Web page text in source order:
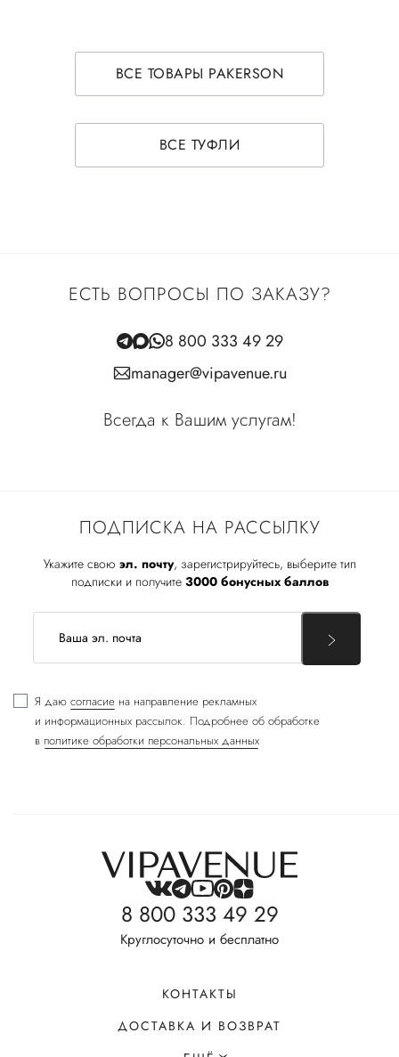
ВСЕ ТОВАРЫ PAKERSON
ВСЕ ТУФЛИ
ПОДПИСКА НА РАССЫЛКУ
Укажите свою эл. почту, зарегистрируйтесь, выберите тип
подписки и получите 3000 бонусных баллов
Я даю согласие на направление рекламных
и информационных рассылок. Подробнее об обработке
в политике обработки персональных данных
ЕСТЬ ВОПРОСЫ ПО ЗАКАЗУ?
8 800 333 49 29
manager@vipavenue.ru
Всегда к Вашим услугам!
8 800 333 49 29
Круглосуточно и бесплатно
КОНТАКТЫ
ДОСТАВКА И ВОЗВРАТ